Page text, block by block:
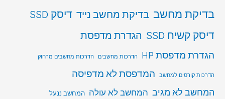
בדיקת מחשב בדיקת מחשב נייד דיסק SSD
דיסק קשיח SSD
הגדרת מדפסת
הגדרת מדפסת HP הדרכות מחשבים הדרכות מחשבים מרחוק
הדרכות קורסים למחשב המדפסת לא מדפיסה
המחשב לא מגיב המחשב לא עולה המחשב ננעל